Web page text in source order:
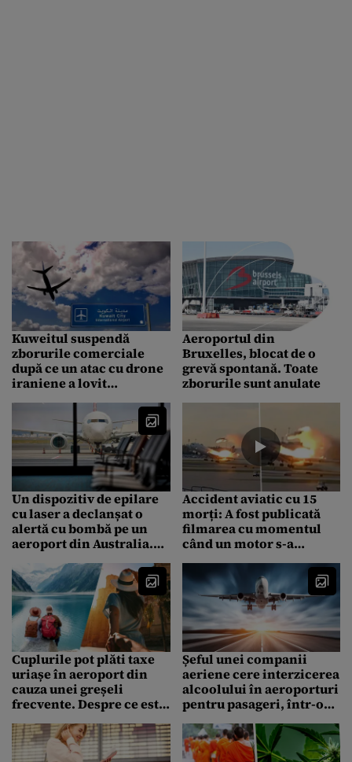
Kuweitul suspendă
zborurile comerciale
după ce un atac cu drone
iraniene a lovit
persoană a murit
Aeroportul din
Bruxelles, blocat de o
grevă spontană. Toate
zborurile sunt anulate
Un dispozitiv de epilare
cu laser a declanșat o
alertă cu bombă pe un
aeroport din Australia.
Accident aviatic cu 15
morți: A fost publicată
filmarea cu momentul
când un motor s-a
cargo la câteva momente
de la decolare
Cuplurile pot plăti taxe
uriașe în aeroport din
cauza unei greșeli
frecvente. Despre ce este
Șeful unei companii
aeriene cere interzicerea
alcoolului în aeroporturi
pentru pasageri, într-o
„Devine o problemă
reală”